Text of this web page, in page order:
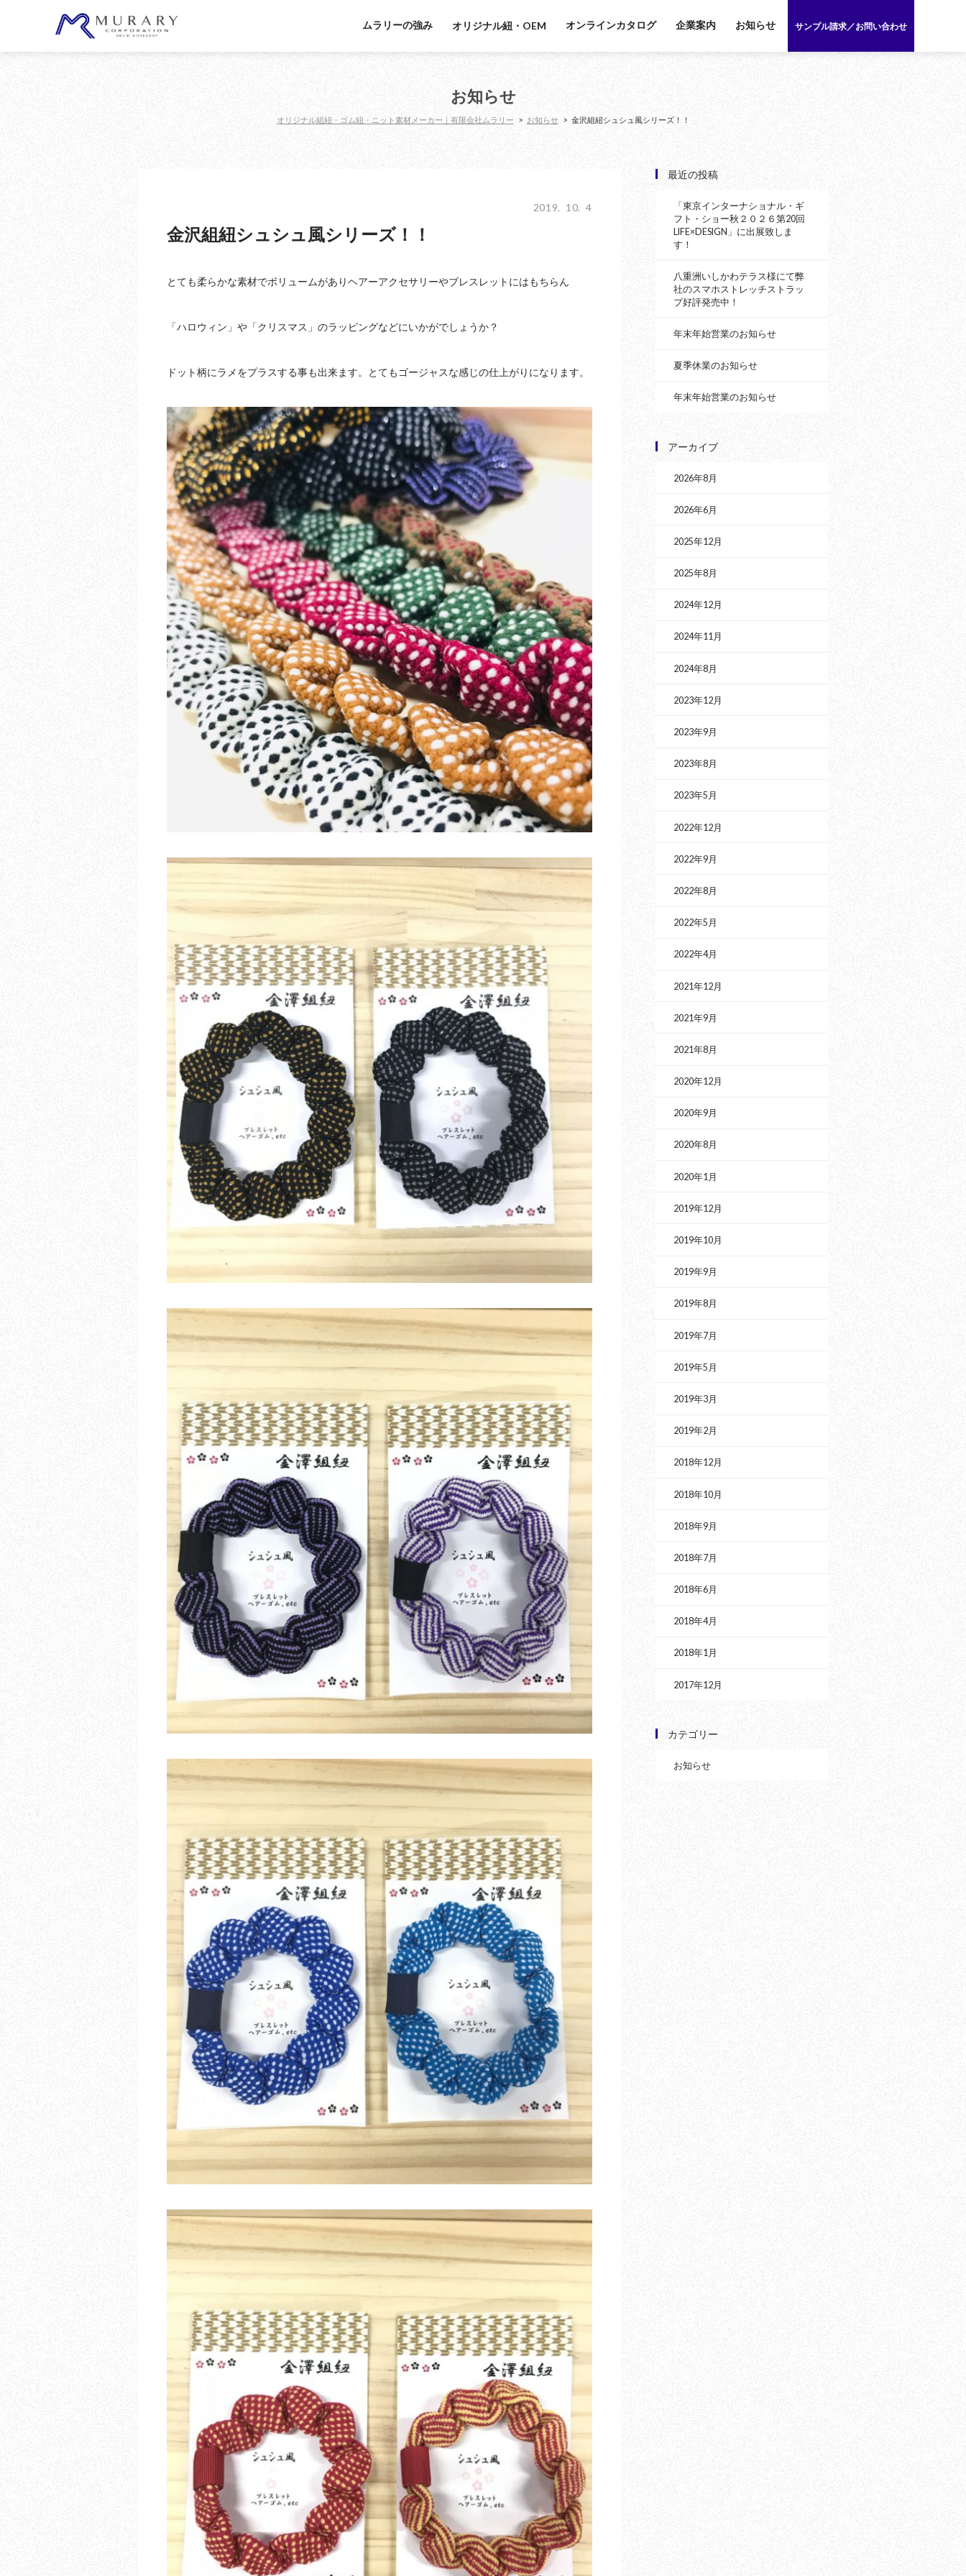
ムラリーの強み オリジナル紐・OEM オンラインカタログ 企業案内 お知らせ サンプル請求／お問い合わせ
お知らせ
オリジナル組紐・ゴム紐・ニット素材メーカー｜有限会社ムラリー > お知らせ> 金沢組紐シュシュ風シリーズ！！
2019. 10. 4
金沢組紐シュシュ風シリーズ！！
とても柔らかな素材でボリュームがありヘアーアクセサリーやブレスレットにはもちらん
「ハロウィン」や「クリスマス」のラッピングなどにいかがでしょうか？
ドット柄にラメをプラスする事も出来ます。とてもゴージャスな感じの仕上がりになります。
最近の投稿
「東京インターナショナル・ギ
フト・ショー秋２０２６第20回
LIFE×DESIGN」に出展致しま
す！
八重洲いしかわテラス様にて弊
社のスマホストレッチストラッ
プ好評発売中！
年末年始営業のお知らせ
夏季休業のお知らせ
年末年始営業のお知らせ
アーカイブ
2026年8月
2026年6月
2025年12月
2025年8月
2024年12月
2024年11月
2024年8月
2023年12月
2023年9月
2023年8月
2023年5月
2022年12月
2022年9月
2022年8月
2022年5月
2022年4月
2021年12月
2021年9月
2021年8月
2020年12月
2020年9月
2020年8月
2020年1月
2019年12月
2019年10月
2019年9月
2019年8月
2019年7月
2019年5月
2019年3月
2019年2月
2018年12月
2018年10月
2018年9月
2018年7月
2018年6月
2018年4月
2018年1月
2017年12月
カテゴリー
お知らせ